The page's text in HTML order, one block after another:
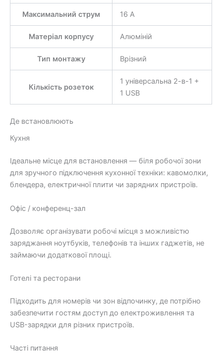
Максимальний струм 16 А
Матеріал корпусу Алюміній
Тип монтажу Врізний
Кількість розеток
1 універсальна 2-в-1 +
1 USB
Де встановлюють
Кухня
Ідеальне місце для встановлення — біля робочої зони
для зручного підключення кухонної техніки: кавомолки,
блендера, електричної плити чи зарядних пристроїв.
Офіс / конференц-зал
Дозволяє організувати робочі місця з можливістю
заряджання ноутбуків, телефонів та інших гаджетів, не
займаючи додаткової площі.
Готелі та ресторани
Підходить для номерів чи зон відпочинку, де потрібно
забезпечити гостям доступ до електроживлення та
USB-зарядки для різних пристроїв.
Часті питання